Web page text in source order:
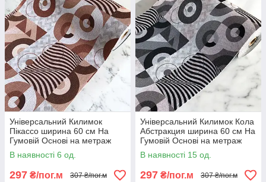
Універсальний Килимок
Пікассо ширина 60 см На
Гумовій Основі на метраж
для Кухні, Коридору та інших
приміщень
В наявності 6 од.
297 ₴/пог.м 307 ₴/пог.м
Універсальний Килимок Кола
Абстракция ширина 60 см На
Гумовій Основі на метраж
для Кухні, Коридору та інших
приміщень
В наявності 15 од.
297 ₴/пог.м 307 ₴/пог.м